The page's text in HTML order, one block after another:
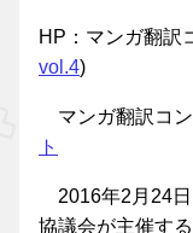
HP：マンガ翻訳
vol.4)
マンガ翻訳コ
ト
2016年2月24日
協議会が主催す